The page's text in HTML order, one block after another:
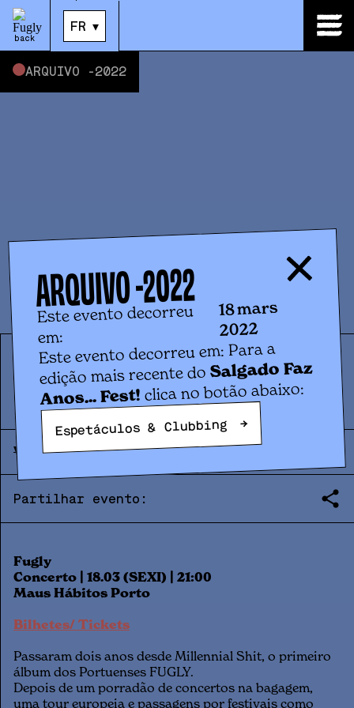
back
FR ▾
ARQUIVO -2022
Concerto
FUGLY
VEN. 18.03 | 21:00 | 2022
Partilhar evento:
Fugly
Concerto | 18.03 (SEXI) | 21:00
Maus Hábitos Porto
Bilhetes/ Tickets
Passaram dois anos desde Millennial Shit, o primeiro
álbum dos Portuenses FUGLY.
Depois de um porradão de concertos na bagagem,
uma tour europeia e passagens por festivais como
ARQUIVO -2022
Este evento decorreu
em:
18 mars
2022
Este evento decorreu em: Para a
edição mais recente do Salgado Faz
Anos... Fest! clica no botão abaixo:
Espetáculos & Clubbing →